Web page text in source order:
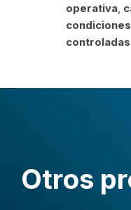
operativa,
controladas
Otros